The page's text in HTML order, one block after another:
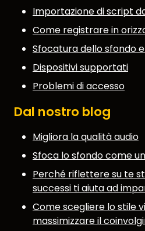
Importazione di script
Come registrare in
Sfocatura dello sfondo
Dispositivi supportati
Problemi di accesso
Dal nostro blog
Migliora la qualità audio
Sfoca lo sfondo come
Perché riflettere su te
successi ti aiuta ad
Come scegliere lo stile
massimizzare il